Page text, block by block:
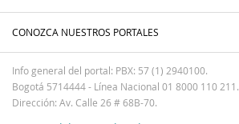
CONOZCA NUESTROS PORTALES
Info general del portal: PBX: 57 (1) 2940100.
Bogotá 5714444 - Línea Nacional 01 8000 110 211.
Dirección: Av. Calle 26 # 68B-70.